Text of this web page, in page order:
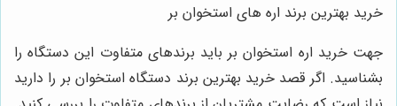
خرید بهترین برند اره های استخوان بر
جهت خرید اره استخوان بر باید برندهای متفاوت این دستگاه را
بشناسید. اگر قصد خرید بهترین برند دستگاه استخوان بر را دارید